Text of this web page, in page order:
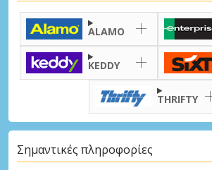
ALAMO
KEDDY
THRIFTY
Σημαντικές πληροφορίες